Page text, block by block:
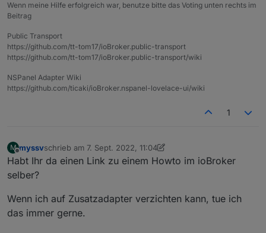
Wenn meine Hilfe erfolgreich war, benutze bitte das Voting unten rechts im
Beitrag
Public Transport
https://github.com/tt-tom17/ioBroker.public-transport
https://github.com/tt-tom17/ioBroker.public-transport/wiki
NSPanel Adapter Wiki
https://github.com/ticaki/ioBroker.nspanel-lovelace-ui/wiki
1
M
Offline
myssvschrieb am 7. Sept. 2022, 11:04
zuletzt editiert von myssv 9. Juli 2022, 13:04
Habt Ihr da einen Link zu einem Howto im ioBroker
selber?
Wenn ich auf Zusatzadapter verzichten kann, tue ich
das immer gerne.